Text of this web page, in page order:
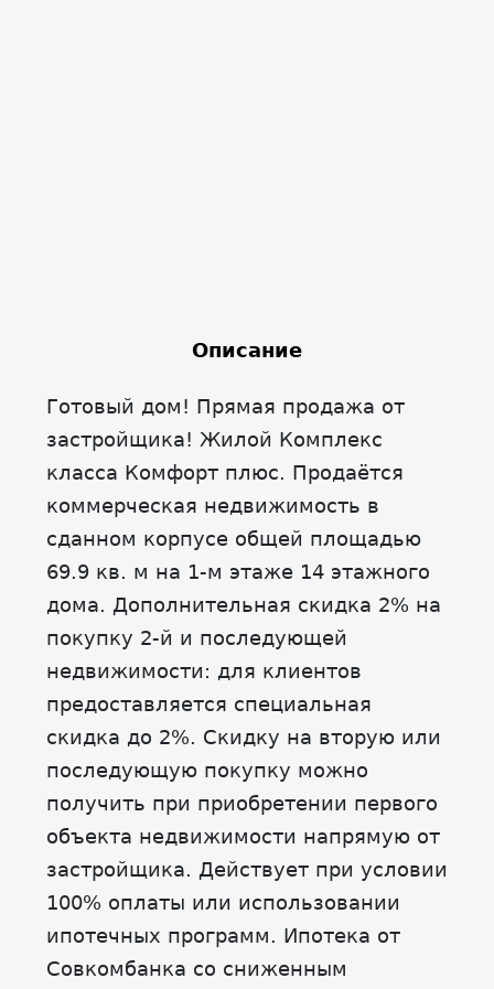
Описание
Готовый дом! Прямая продажа от
застройщика! Жилой Комплекс
класса Комфорт плюс. Продаётся
коммерческая недвижимость в
сданном корпусе общей площадью
69.9 кв. м на 1-м этаже 14 этажного
дома. Дополнительная скидка 2% на
покупку 2-й и последующей
недвижимости: для клиентов
предоставляется специальная
скидка до 2%. Скидку на вторую или
последующую покупку можно
получить при приобретении первого
объекта недвижимости напрямую от
застройщика. Действует при условии
100% оплаты или использовании
ипотечных программ. Ипотека от
Совкомбанка со сниженным